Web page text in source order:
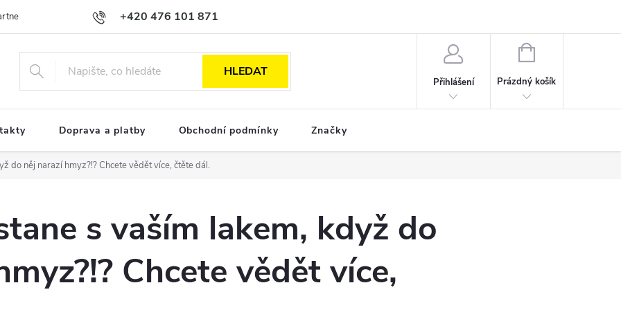
+420 476 101 871
spolupráce Obchodní podmínky Podmínky ochrany osobních údajů
HLEDAT
Přihlášení
NÁKUPNÍ
Prázdný košík
Doprava a platby Obchodní podmínky Značky
do něj narazí hmyz?!? Chcete vědět více, čtěte dál.
s vaším lakem, když do
Chcete vědět více,